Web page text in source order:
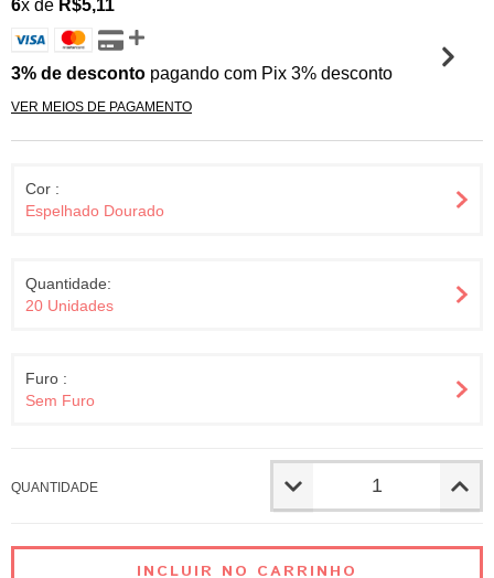
6x de R$5,11
3% de desconto pagando com Pix 3% desconto
VER MEIOS DE PAGAMENTO
Cor :
Espelhado Dourado
Quantidade:
20 Unidades
Furo :
Sem Furo
QUANTIDADE